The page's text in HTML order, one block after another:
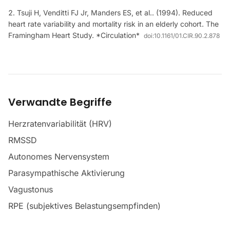
Tsuji H, Venditti FJ Jr, Manders ES, et al.. (1994). Reduced
heart rate variability and mortality risk in an elderly cohort. The
Framingham Heart Study. *Circulation* doi:10.1161/01.CIR.90.2.878
Verwandte Begriffe
Herzratenvariabilität (HRV)
RMSSD
Autonomes Nervensystem
Parasympathische Aktivierung
Vagustonus
RPE (subjektives Belastungsempfinden)